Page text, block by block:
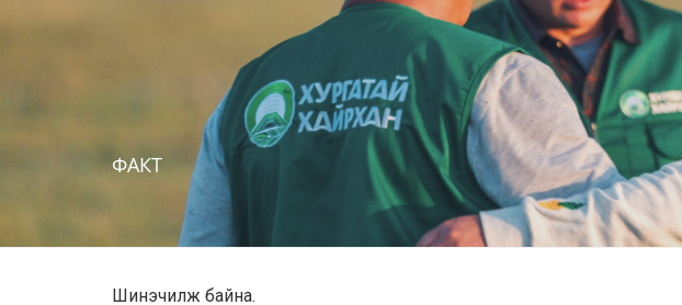
ФАКТ
Шинэчилж байна.